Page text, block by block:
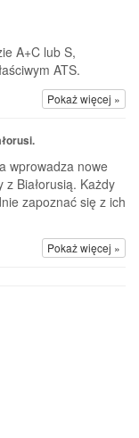
A+C lub S,
ATS.
Pokaż więcej »
wprowadza nowe
Białorusią. Każdy
zapoznać się z ich
Pokaż więcej »